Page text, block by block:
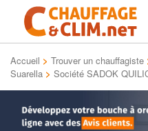
Accueil > Trouver un chauffagiste
Suarella > Société SADOK